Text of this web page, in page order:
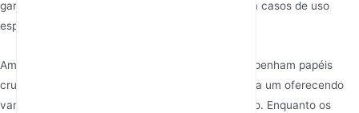
garante que eles tenham bom custo-benefício em casos de uso
específicos.
Ambos
e os 5G DTUs desempenham papéis
cruciais nas aplicações industriais modernas, cada um oferecendo
vantagens exclusivas dependendo do caso de uso. Enquanto os